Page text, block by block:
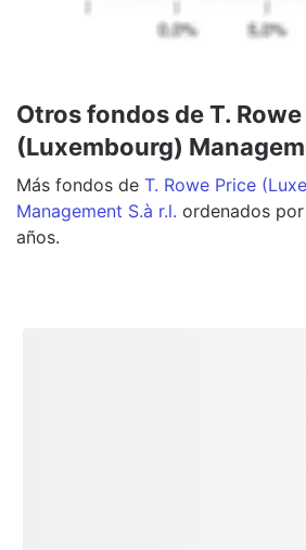
Otros fondos de T.
(Luxembourg)
Más fondos de T. Rowe Price
Management S.à r.l. ordenados
años.